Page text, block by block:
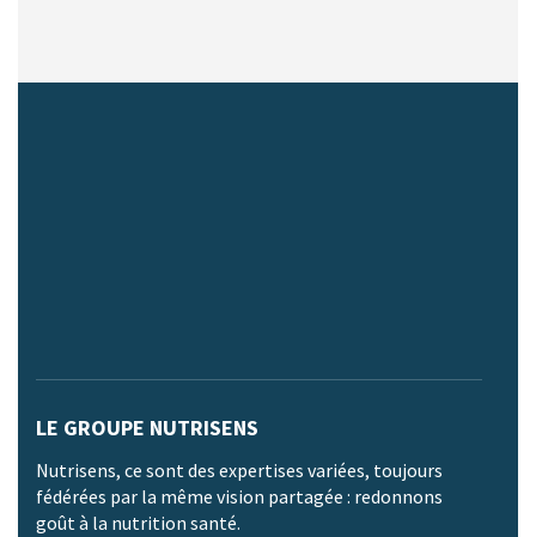
LE GROUPE NUTRISENS
Nutrisens, ce sont des expertises variées, toujours
fédérées par la même vision partagée : redonnons
goût à la nutrition santé.